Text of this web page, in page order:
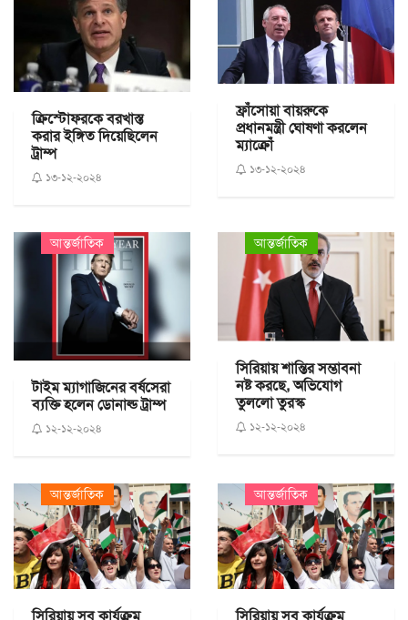
ক্রিস্টোফরকে বরখাস্ত
করার ইঙ্গিত দিয়েছিলেন
ট্রাম্প
১৩-১২-২০২৪
ফ্রাঁসোয়া বায়রুকে
প্রধানমন্ত্রী ঘোষণা করলেন
ম্যাক্রোঁ
১৩-১২-২০২৪
আন্তর্জাতিক
টাইম ম্যাগাজিনের বর্ষসেরা
ব্যক্তি হলেন ডোনাল্ড ট্রাম্প
১২-১২-২০২৪
আন্তর্জাতিক
সিরিয়ায় শান্তির সম্ভাবনা
নষ্ট করছে, অভিযোগ
তুললো তুরস্ক
১২-১২-২০২৪
আন্তর্জাতিক
সিরিয়ায় সব কার্যক্রম
আন্তর্জাতিক
সিরিয়ায় সব কার্যক্রম